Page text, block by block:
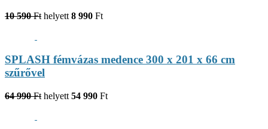
10 590 Ft helyett 8 990 Ft
SPLASH fémvázas medence 300 x 201 x 66 cm
szűrővel
64 990 Ft helyett 54 990 Ft